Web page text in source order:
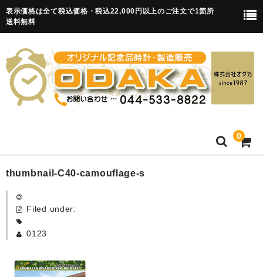
表示価格は全て税込価格・税込22,000円以上のご注文で1箇所
送料無料
0
HOME
卒園記念品
カード付フォトフレームクロック(集合)
thumbnail-C40-camouflage-s
Filed under:
0123